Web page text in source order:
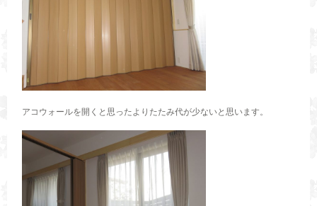
アコウォールを開くと思ったよりたたみ代が少ないと思います。